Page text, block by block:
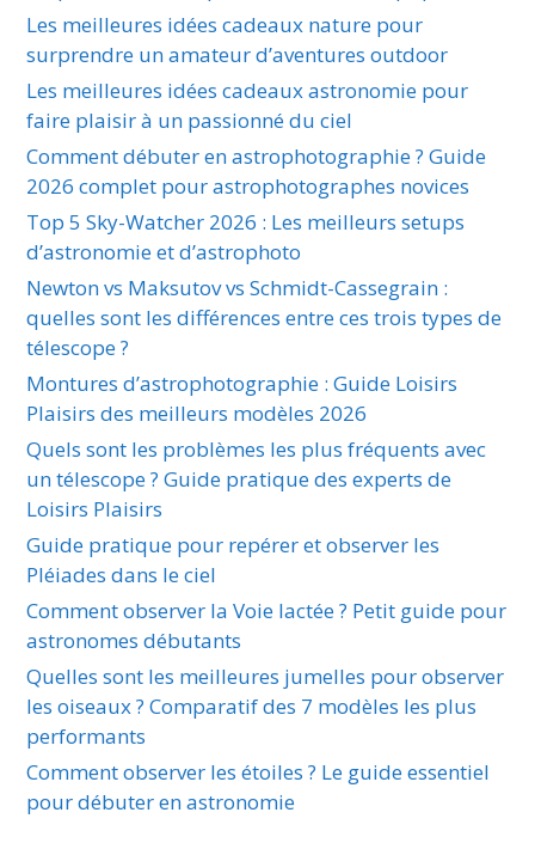
Les meilleures idées cadeaux nature pour
surprendre un amateur d’aventures outdoor
Les meilleures idées cadeaux astronomie pour
faire plaisir à un passionné du ciel
Comment débuter en astrophotographie ? Guide
2026 complet pour astrophotographes novices
Top 5 Sky-Watcher 2026 : Les meilleurs setups
d’astronomie et d’astrophoto
Newton vs Maksutov vs Schmidt-Cassegrain :
quelles sont les différences entre ces trois types de
télescope ?
Montures d’astrophotographie : Guide Loisirs
Plaisirs des meilleurs modèles 2026
Quels sont les problèmes les plus fréquents avec
un télescope ? Guide pratique des experts de
Loisirs Plaisirs
Guide pratique pour repérer et observer les
Pléiades dans le ciel
Comment observer la Voie lactée ? Petit guide pour
astronomes débutants
Quelles sont les meilleures jumelles pour observer
les oiseaux ? Comparatif des 7 modèles les plus
performants
Comment observer les étoiles ? Le guide essentiel
pour débuter en astronomie